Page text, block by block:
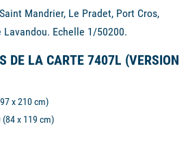
Mandrier, Le Pradet, Port Cros,
Lavandou. Echelle 1/50200.
DE LA CARTE 7407L (VERSION
x 210 cm)
x 119 cm)